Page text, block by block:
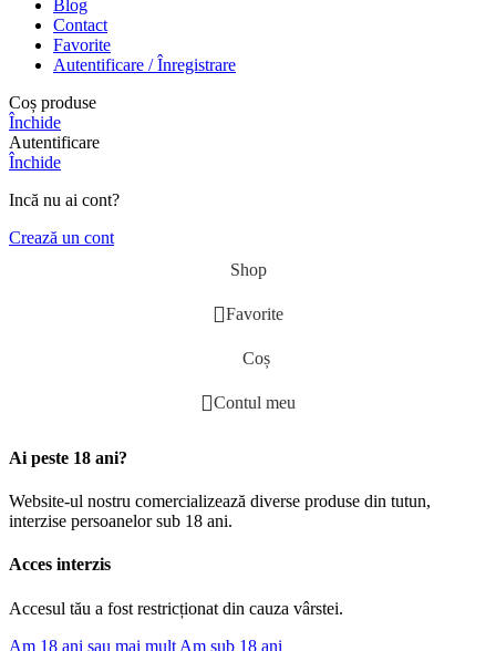
Blog
Contact
Favorite
Autentificare / Înregistrare
Coș produse
Închide
Autentificare
Închide
Incă nu ai cont?
Crează un cont
Shop
Favorite
Coș
Contul meu
Ai peste 18 ani?
Website-ul nostru comercializează diverse produse din tutun,
interzise persoanelor sub 18 ani.
Acces interzis
Accesul tău a fost restricționat din cauza vârstei.
Am 18 ani sau mai mult Am sub 18 ani